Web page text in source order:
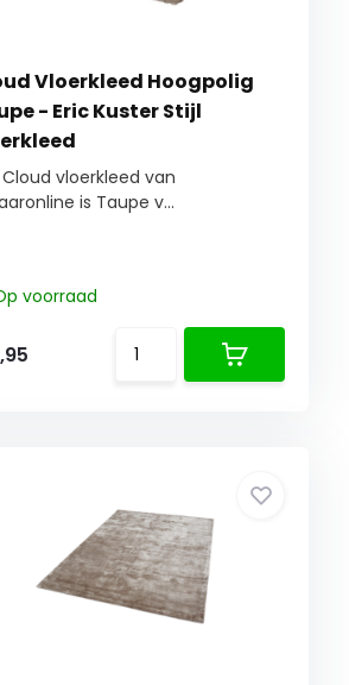
Vloerkleed Hoogpolig
- Eric Kuster Stijl
vloerkleed van
is Taupe v...
voorraad